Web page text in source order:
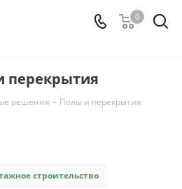
0
перекрытия
решения - Полы и перекрытия
строительство